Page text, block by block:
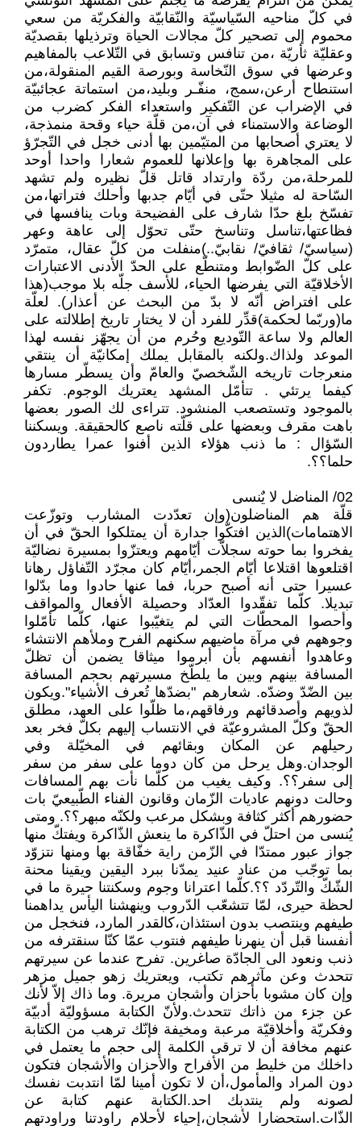
في كلّ مناحيه السّياسيّة والنّقابيّة والفكريّة من سعي
محموم إلى تصحير كلّ مجالات الحياة وترذيلها بقصديّة
وعقليّة ثأريّة ،من تنافس وتسابق في التّلاعب بالمفاهيم
وعرضها في سوق النّخاسة وبورصة القيم المنقولة،من
استنطاح أرعن،سمج، منفّـر وبليد،من استماتة عجائبيّة
في الإضراب عن التّفكير واستعداء الفكر كضرب من
الوضاعة والاستمناء في آن،من قلّة حياء وقحة منمذجة،
لا يعتري أصحابها من المتيّمين بها أدنى خجل في التّجرّؤ
على المجاهرة بها وإعلانها للعموم شعارا واحدا أوحد
للمرحلة،من ردّة وارتداد قاتل قلّ نظيره ولم تشهد
السّاحة له مثيلا حتّى في أيّام جدبها وأحلك فتراتها،من
تفسّخ بلغ حدّا شارف على الفضيحة وبات ينافسها في
فظاعتها،تناسل وتناسخ حتّى تحوّل إلى عاهة وعهر
(سياسيّ/ ثقافيّ/ نقابيّ..)منفلت من كلّ عقال، متمرّد
على كلّ الضّوابط ومتنطّع على الحدّ الأدنى الاعتبارات
الأخلاقيّة التي يفرضها الحياء، للأسف جلّه بلا موجب(هذا
على افتراض أنّه لا بدّ من البحث عن أعذار). لعلّة
ما(وربّما لحكمة)قدِّر للفرد أن لا يختار تاريخ إطلالته على
العالم ولا ساعة التّوديع وحُرم من أن يجهّز نفسه لهذا
الموعد ولذاك.ولكنه بالمقابل يملك إمكانيّة أن ينتقي
منعرجات تاريخه الشّخصيّ والعامّ وأن يسطّر مسارها
كيفما يرتئي . تتأمّل المشهد يعتريك الوجوم. تكفر
بالموجود وتستصعب المنشود. تتراءى لك الصور بعضها
باهت مقرف وبعضها على قلّته ناصع كالحقيقة. ويسكننا
السّؤال : ما ذنب هؤلاء الذين أفنوا عمرا يطاردون
حلما؟؟.
02/ المناضل لا يٌنسى
قلّة هم المناضلون(وإن تعدّدت المشارب وتوزّعت
الاهتمامات)الذين افتكّوا جدارة أن يمتلكوا الحقّ في أن
يفخروا بما حوته سجلاّت أيّامهم ويعتزّوا بمسيرة نضاليّة
اقتلعوها اقتلاعا أيّام الجمر،أيّام كان مجرّد التّفاؤل رهانا
عسيرا حتى أنه أصبح حربا، فما عنها حادوا وما بدّلوا
تبديلا. كلّما تفقّدوا العدّاد وحصيلة الأفعال والمواقف
وأحصوا المحطّات التي لم يتغيّبوا عنها، كلّما تأمّلوا
وجوههم في مرآة ماضيهم سكنهم الفرح وملأهم الانتشاء
وعاهدوا أنفسهم بأن أبرموا ميثاقا يضمن أن تظلّ
المسافة بينهم وبين ما يلطّخ مسيرتهم بحجم المسافة
بين الضّدّ وضدّه. شعارهم "بضدّها تُعرف الأشياء".ويكون
لذويهم وأصدقائهم ورفاقهم،ما ظلّوا على العهد، مطلق
الحقّ وكلّ المشروعيّة في الانتساب إليهم بكلّ فخر بعد
رحيلهم عن المكان وبقائهم في المخيّلة وفي
الوجدان.وهل يرحل من كان دوما على سفر من سفر
إلى سفر؟؟. وكيف يغيب من كلّما نأت بهم المسافات
وحالت دونهم عاديات الزّمان وقانون الفناء الطّبيعيّ بات
حضورهم أكثر كثافة وبشكل مرعب ولكنّه مبهر؟؟. ومتى
يُنسى من احتلّ في الذّاكرة ما ينعش الذّاكرة ويفتكّ منها
جواز عبور ممتدّا في الزّمن راية خفّاقة بها ومنها نتزوّد
بما توجّب من عناد عنيد يمدّنا ببرد اليقين ويقينا محنة
الشّكّ والتّردّد ؟؟.كلّما اعترانا وجوم وسكنتنا حيرة ما في
لحظة حيرى، لمّا تتشعّب الدّروب وينهشنا اليأس يداهمنا
طيفهم وينتصب بدون استئذان،كالقدر المارد، فنخجل من
أنفسنا قبل أن ينهرنا طيفهم فنتوب عمّا كنّا سنقترفه من
ذنب ونعود الى الجادّة صاغرين. تفرح عندما عن سيرتهم
تتحدث وعن مآثرهم تكتب، ويعتريك زهو جميل مزهر
وإن كان مشوبا بأحزان وأشجان مريرة. وما ذاك إلاّ لأنك
عن جزء من ذاتك تتحدث.ولأنّ الكتابة مسؤوليّة أدبيّة
وفكريّة وأخلاقيّة مرعبة ومخيفة فإنّك ترهب من الكتابة
عنهم مخافة أن لا ترقى الكلمة إلى حجم ما يعتمل في
داخلك من خليط من الأفراح والأحزان والأشجان فتكون
دون المراد والمأمول،أن لا تكون أمينا لمّا انتدبت نفسك
لصونه ولم ينتدبك احد.الكتابة عنهم كتابة عن
الذّات.استحضارا لأشجان،إحياء لأحلام راودتنا وراودتهم